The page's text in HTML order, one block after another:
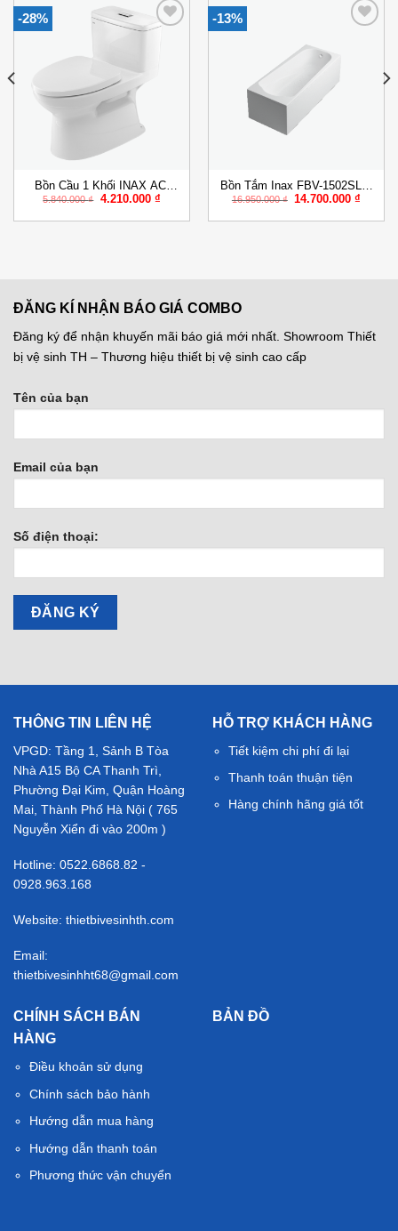
-28%
Bồn Cầu 1 Khối INAX AC-
969VN
5.840.000₫
Giá
là:
4.210.000 ₫Giá
tại
-13%
Wishlist
Bồn Tắm Inax FBV-1502SL &
FBV-1502SR 1.5M Chân Yếm
16.950.000₫ Giá
là:
14.700.000₫
tại
ĐĂNG KÍ NHẬN BÁO GIÁ COMBO
Đăng ký để nhận khuyến mãi báo giá mới nhất. Showroom Thiết
bị vệ sinh TH – Thương hiệu thiết bị vệ sinh cao cấp
Tên của bạn
Email của bạn
Số điện thoại:
THÔNG TIN LIÊN HỆ
VPGD: Tầng 1, Sảnh B Tòa
Nhà A15 Bộ CA Thanh Trì,
Phường Đại Kim, Quận Hoàng
Mai, Thành Phố Hà Nội ( 765
Nguyễn Xiển đi vào 200m )
Hotline: 0522.6868.82 -
0928.963.168
Website: thietbivesinhth.com
Email:
thietbivesinhht68@gmail.com
HỖ TRỢ KHÁCH HÀNG
Tiết kiệm chi phí đi lại
Thanh toán thuận tiện
Hàng chính hãng giá tốt
CHÍNH SÁCH BÁN
HÀNG
Điều khoản sử dụng
Chính sách bảo hành
Hướng dẫn mua hàng
Hướng dẫn thanh toán
Phương thức vận chuyển
BẢN ĐỒ